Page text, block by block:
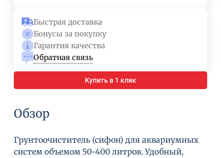
Быстрая доставка
Бонусы за покупку
Гарантия качества
Обратная связь
Купить в 1 клик
Обзор
Грунтоочиститель (сифон) для аквариумных
систем объемом 50-400 литров. Удобный,